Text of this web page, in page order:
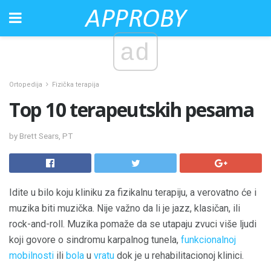
ad
Ortopedija Fizička terapija
Top 10 terapeutskih pesama
by Brett Sears, PT
Idite u bilo koju kliniku za fizikalnu terapiju, a verovatno će i
muzika biti muzička. Nije važno da li je jazz, klasičan, ili
rock-and-roll. Muzika pomaže da se utapaju zvuci više ljudi
koji govore o sindromu karpalnog tunela, funkcionalnoj
mobilnosti ili bola u vratu dok je u rehabilitacionoj klinici.